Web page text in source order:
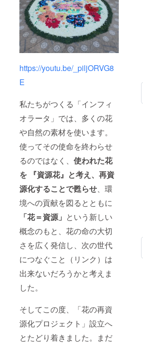
https://youtu.be/_piljORVG8
E
私たちがつくる「インフィ
オラータ」では、多くの花
や自然の素材を使います。
使ってその使命を終わらせ
るのではなく、 使われた花
を 『資源花』と考え、再資
源化することで甦らせ 、環
境への貢献を図るとともに
「花＝資源」 という新しい
概念のもと、花の命の大切
さを広く発信し、次の世代
につなぐこと（リンク）は
出来ないだろうかと考えま
した。
そしてこの度、「花の再資
源化プロジェクト」設立へ
とたどり着きました。まだ